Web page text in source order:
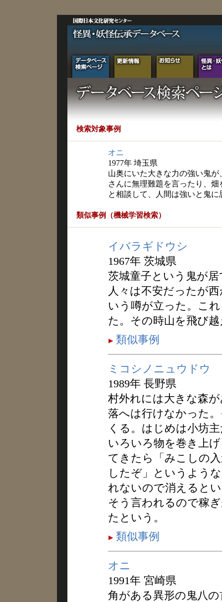
検索対象事例
オニ
1977年 埼玉県
山奥にいた大きな力の強い鬼
さんに無理難題を言ったり、
と相談して、人間は強いと鬼
類似事例（機械学習検索）
イバラギドウシ
1967年 茨城県
茨城童子という鬼が
人々は不安だったが
いう噂が立った。こ
た。その時山を飛び
類似事例
ミコシノニュウドウ
1989年 長野県
村外れには大きな森
落へは行けなかった
くる。はじめは小坊
いろいろ物を巻き上
てきたら「みこしの
したぞ」というよう
れないので消えると
そう言われるので稼
たという。
類似事例
オニ
1991年 宮崎県
角がある異形の鬼八